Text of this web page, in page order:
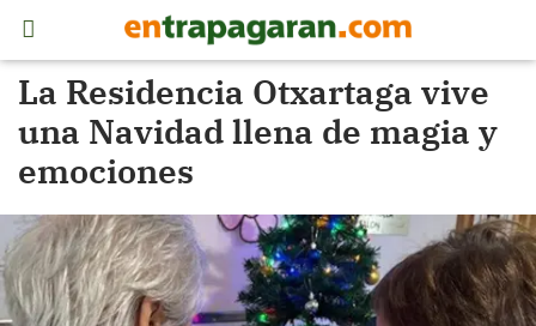
La Residencia Otxartaga vive
una Navidad llena de magia y
emociones